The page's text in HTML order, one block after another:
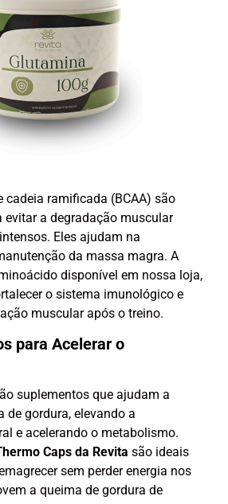
cadeia ramificada (BCAA) são
a degradação muscular
Eles ajudam na
da massa magra. A
disponível em nossa loja,
o sistema imunológico e
muscular após o treino.
para Acelerar o
suplementos que ajudam a
de gordura, elevando a
e acelerando o metabolismo.
Caps da Revita são ideais
sem perder energia nos
a queima de gordura de